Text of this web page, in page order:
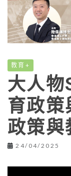
教育+
大人物
育政策
政策與
24/04/2025